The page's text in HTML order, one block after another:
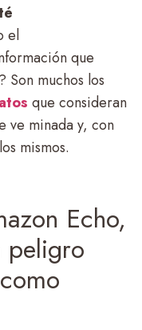
el
que
Son muchos los
que consideran
ve minada y, con
mismos.
Echo,
peligro